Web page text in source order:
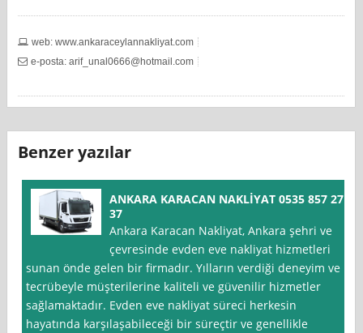
web: www.ankaraceylannakliyat.com
e-posta:arif_unal0666@hotmail.com
Benzer yazılar
ANKARA KARACAN NAKLİYAT 0535 857 27
37
Ankara Karacan Nakliyat, Ankara şehri ve
çevresinde evden eve nakliyat hizmetleri
sunan önde gelen bir firmadır. Yılların verdiği deneyim ve
tecrübeyle müşterilerine kaliteli ve güvenilir hizmetler
sağlamaktadır. Evden eve nakliyat süreci herkesin
hayatında karşılaşabileceği bir süreçtir ve genellikle